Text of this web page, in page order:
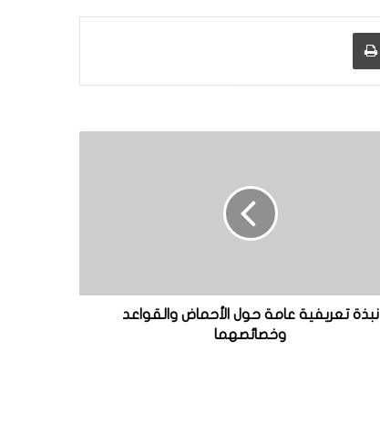
نبذة تعريفية عامة حول الأحماض والقواعد
وخصائصهما